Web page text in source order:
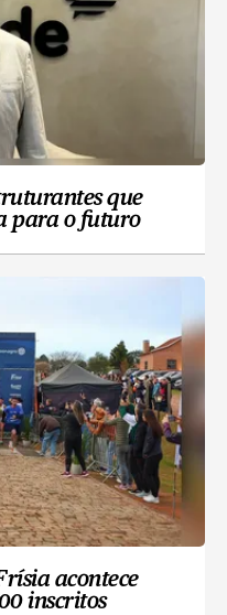
que
para o futuro
acontece
inscritos